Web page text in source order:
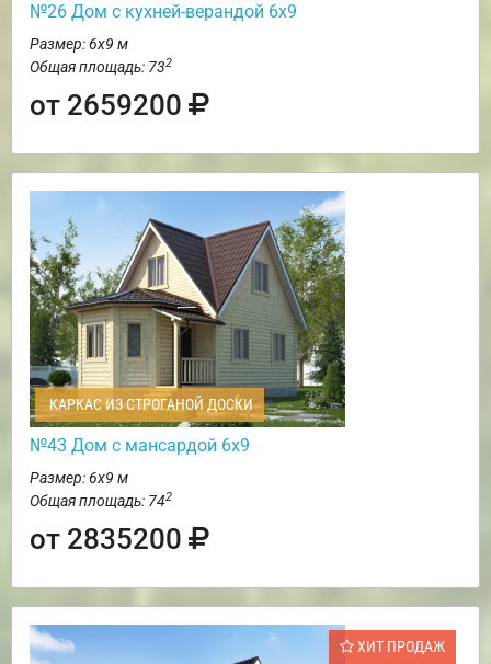
№26 Дом с кухней-верандой 6х9
Размер: 6х9 м
Общая площадь: 732
от 2659200
КАРКАС ИЗ СТРОГАНОЙ ДОСКИ
№43 Дом с мансардой 6х9
Размер: 6х9 м
Общая площадь: 742
от 2835200
ХИТ ПРОДАЖ